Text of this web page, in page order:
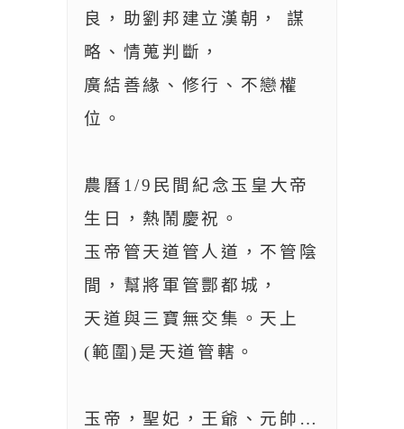
良，助劉邦建立漢朝， 謀
略、情蒐判斷，
廣結善緣、修行、不戀權
位。
農曆1/9民間紀念玉皇大帝
生日，熱鬧慶祝。
玉帝管天道管人道，不管陰
間，幫將軍管酆都城，
天道與三寶無交集。天上
(範圍)是天道管轄。
玉帝，聖妃，王爺、元帥…